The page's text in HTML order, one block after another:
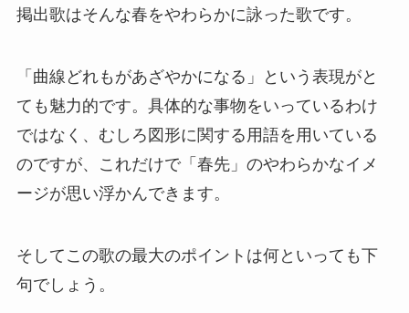
掲出歌はそんな春をやわらかに詠った歌です。
「曲線どれもがあざやかになる」という表現がと
ても魅力的です。具体的な事物をいっているわけ
ではなく、むしろ図形に関する用語を用いている
のですが、これだけで「春先」のやわらかなイメ
ージが思い浮かんできます。
そしてこの歌の最大のポイントは何といっても下
句でしょう。